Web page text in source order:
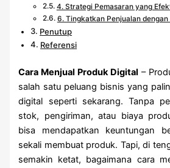
4. Strategi Pemasaran yang
6. Tingkatkan Penjualan
Penutup
Referensi
Cara Menjual Produk Digital –
salah satu peluang bisnis yang
digital seperti sekarang. Tanpa
stok, pengiriman, atau biaya
bisa mendapatkan keuntungan
sekali membuat produk. Tapi, di
semakin ketat, bagaimana cara